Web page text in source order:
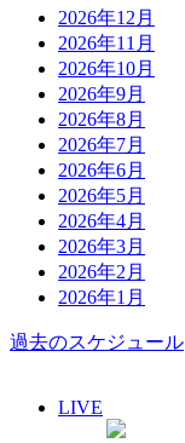
2026年12月
2026年11月
2026年10月
2026年9月
2026年8月
2026年7月
2026年6月
2026年5月
2026年4月
2026年3月
2026年2月
2026年1月
過去のスケジュール
LIVE